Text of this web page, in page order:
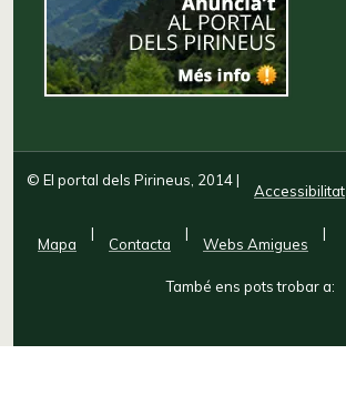
© El portal dels Pirineus, 2014|
Accessibilitat
Mapa
|
Contacta
|
Webs Amigues
|
També ens pots trobar a: